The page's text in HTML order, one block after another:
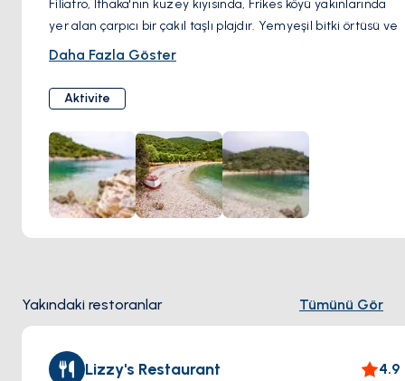
Filiatro, İthaka'nın kuzey kıyısında, Frikes köyü yakınlarında
yer alan çarpıcı bir çakıl taşlı plajdır. Yemyeşil bitki örtüsü ve
zeytinliklerle çevrili olan Filiatro, yüzme ve şnorkelle
sular sunar. Ziyaretçiler sahilde dinlenebilir ve güneşin
tadını çıkarabilir, şezlong ve şemsiye kiralayabilir ve sahil
tavernasında serinletici içeceklerin keyfini çıkarabilirler.
Filiatro Plajı aynı zamanda çocuklar için ideal olan sığ suları
ile aile dostu bir plajdır.
Daha Fazla Göster
Aktivite
Yakındaki restoranlar Tümünü Gör
Lizzy's Restaurant 4.9